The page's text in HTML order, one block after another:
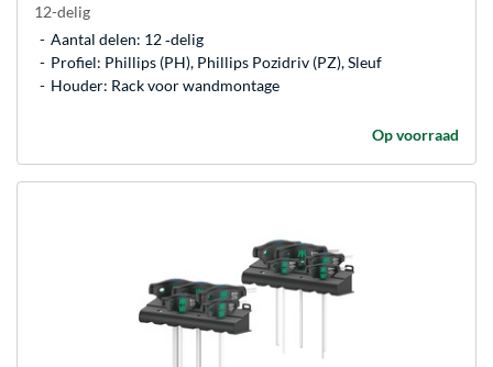
12-delig
Aantal delen: 12 ‐delig
Profiel: Phillips (PH), Phillips Pozidriv (PZ), Sleuf
Houder: Rack voor wandmontage
Op voorraad